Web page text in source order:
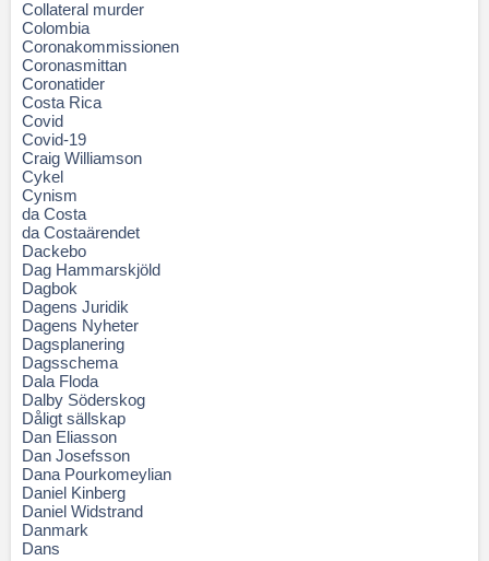
Collateral murder
Colombia
Coronakommissionen
Coronasmittan
Coronatider
Costa Rica
Covid
Covid-19
Craig Williamson
Cykel
Cynism
da Costa
da Costaärendet
Dackebo
Dag Hammarskjöld
Dagbok
Dagens Juridik
Dagens Nyheter
Dagsplanering
Dagsschema
Dala Floda
Dalby Söderskog
Dåligt sällskap
Dan Eliasson
Dan Josefsson
Dana Pourkomeylian
Daniel Kinberg
Daniel Widstrand
Danmark
Dans